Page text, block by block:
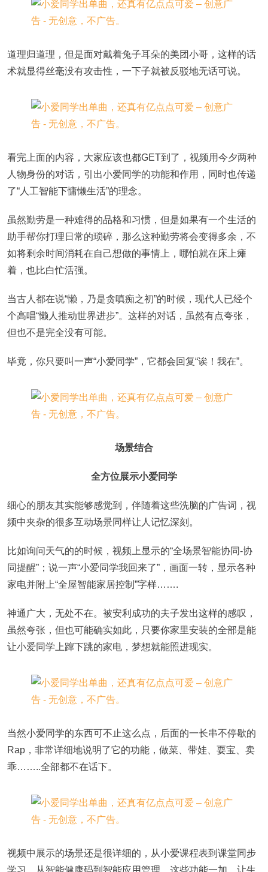
道理归道理，但是面对戴着兔子耳朵的美团小哥，这样的话
术就显得丝毫没有攻击性，一下子就被反驳地无话可说。
看完上面的内容，大家应该也都GET到了，视频用今夕两种
人物身份的对话，引出小爱同学的功能和作用，同时也传递
了“人工智能下慵懒生活”的理念。
虽然勤劳是一种难得的品格和习惯，但是如果有一个生活的
助手帮你打理日常的琐碎，那么这种勤劳将会变得多余，不
如将剩余时间消耗在自己想做的事情上，哪怕就在床上瘫
着，也比白忙活强。
当古人都在说“懒，乃是贪嗔痴之初”的时候，现代人已经个
个高唱“懒人推动世界进步”。这样的对话，虽然有点夸张，
但也不是完全没有可能。
毕竟，你只要叫一声“小爱同学”，它都会回复“诶！我在”。
场景结合
全方位展示小爱同学
细心的朋友其实能够感觉到，伴随着这些洗脑的广告词，视
频中夹杂的很多互动场景同样让人记忆深刻。
比如询问天气的的时候，视频上显示的“全场景智能协同-协
同提醒”；说一声“小爱同学我回来了”，画面一转，显示各种
家电并附上“全屋智能家居控制”字样…….
神通广大，无处不在。被安利成功的夫子发出这样的感叹，
虽然夸张，但也可能确实如此，只要你家里安装的全部是能
让小爱同学上蹿下跳的家电，梦想就能照进现实。
当然小爱同学的东西可不止这么点，后面的一长串不停歇的
Rap，非常详细地说明了它的功能，做菜、带娃、耍宝、卖
乖……..全部都不在话下。
视频中展示的场景还是很详细的，从小爱课程表到课堂同步
学习，从智能健康码到智能应用管理，这些功能一加，让生